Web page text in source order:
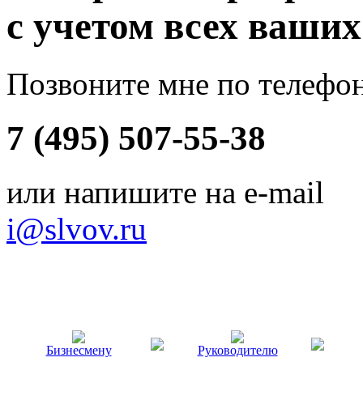
с учетом всех
Позвоните мне по
7 (495) 507-55-38
или напишите на e-mail
i@slvov.ru
Бизнесмену Руководителю